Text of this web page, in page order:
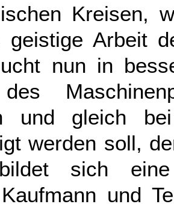
Kreisen,
geistige Arbeit
nun in
und gleich
werden soll,
sich eine
und